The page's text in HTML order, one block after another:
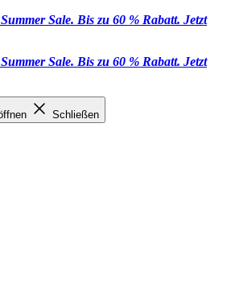
Sale. Bis zu 60 % Rabatt. Jetzt
Sale. Bis zu 60 % Rabatt. Jetzt
Schließen